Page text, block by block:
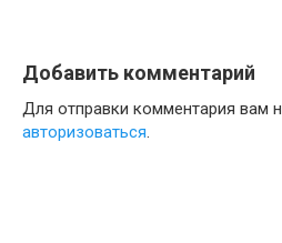
Добавить комментарий
Для отправки комментария вам
авторизоваться.